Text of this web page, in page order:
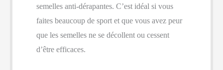
semelles anti-dérapantes. C’est idéal si vous
faites beaucoup de sport et que vous avez peur
que les semelles ne se décollent ou cessent
d’être efficaces.